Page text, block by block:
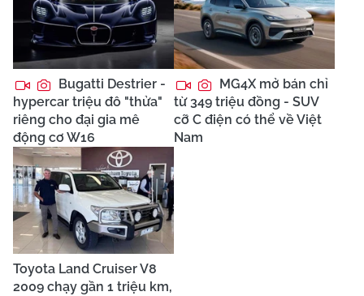
Bugatti Destrier -
hypercar triệu đô "thửa"
riêng cho đại gia mê
động cơ W16
MG4X mở bán chỉ
từ 349 triệu đồng - SUV
cỡ C điện có thể về Việt
Nam
Toyota Land Cruiser V8
2009 chạy gần 1 triệu km,